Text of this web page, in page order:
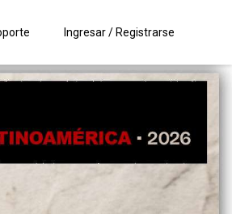
Ingresar / Registrarse